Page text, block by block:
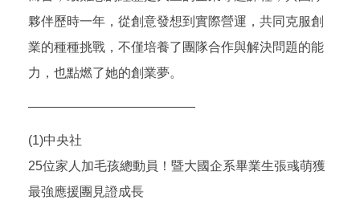
夥伴歷時一年，從創意發想到實際營運，共同克服創
業的種種挑戰，不僅培養了團隊合作與解決問題的能
力，也點燃了她的創業夢。
—————————————
(1)中央社
25位家人加毛孩總動員！暨大國企系畢業生張彧萌獲
最強應援團見證成長